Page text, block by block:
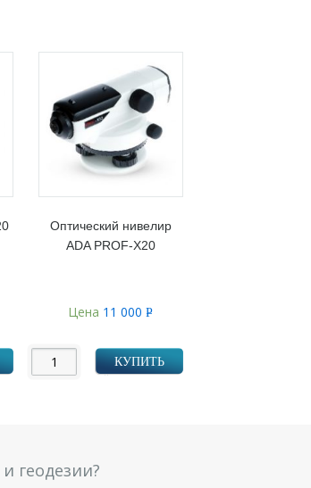
Оптический нивелир
ADA PROF-X20
Цена 11 000Р
КУПИТЬ
геодезии?